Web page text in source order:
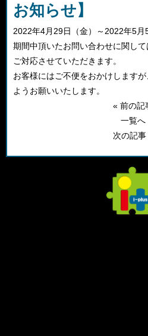
お知らせ】
2022年4月29日（金）～2022年5月5
期間中頂いたお問い合わせに関し
ご対応させていただきます。
お客様にはご不便をおかけします
ようお願いいたします。
« 前の記
一覧へ
次の記事